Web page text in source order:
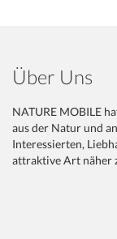
Über Uns
NATURE MOBILE
aus der Natur und
Interessierten,
attraktive Art näher